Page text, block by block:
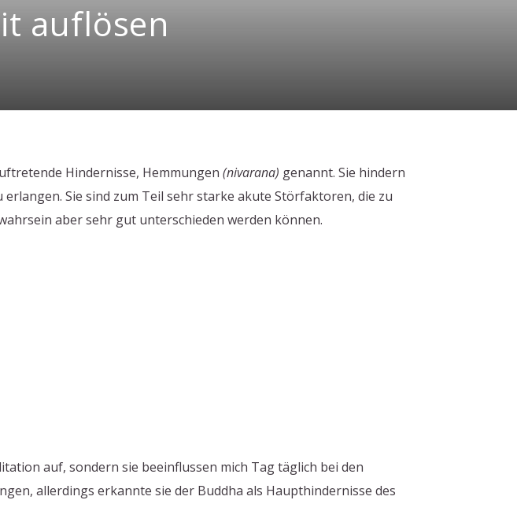
auflösen
Hindernisse, Hemmungen (nivarana) genannt. Sie hindern
Sie sind zum Teil sehr starke akute Störfaktoren, die zu
aber sehr gut unterschieden werden können.
auf, sondern sie beeinflussen mich Tag täglich bei den
allerdings erkannte sie der Buddha als Haupthindernisse des